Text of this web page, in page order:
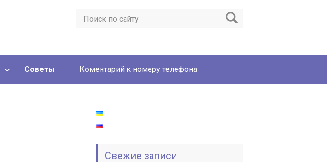
Советы Коментарий к номеру телефона
Свежие записи